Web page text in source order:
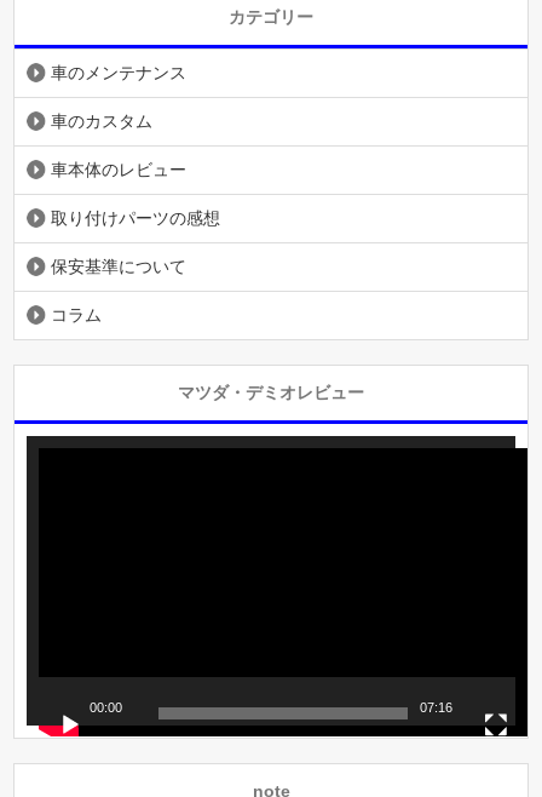
カテゴリー
車のメンテナンス
車のカスタム
車本体のレビュー
取り付けパーツの感想
保安基準について
コラム
マツダ・デミオレビュー
動
00:00 07:16
note